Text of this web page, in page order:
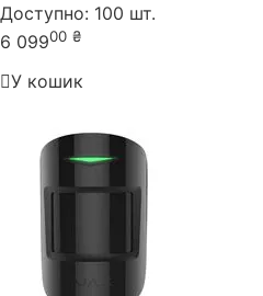
Доступно: 100 шт.
6 09900 ₴
У кошик